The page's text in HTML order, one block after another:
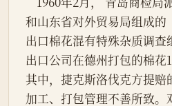
和山东省对外贸易局组成
出口棉花混有特殊杂质调
出口公司在德州打包的棉花
其中，捷克斯洛伐克方提赔
加工、打包管理不善所致。